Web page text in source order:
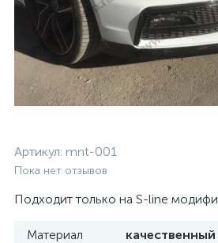
Артикул: mnt-001
Пока нет отзывов
Подходит только на S-line
Материал